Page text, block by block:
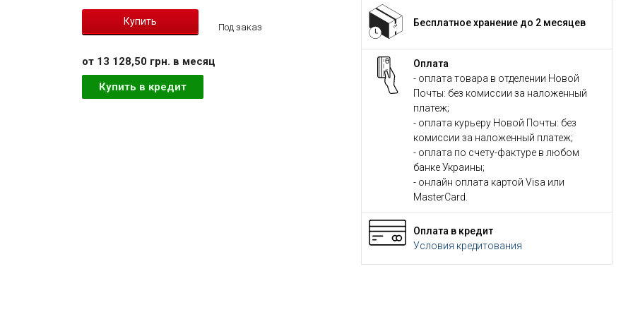
Под заказ
от 13 128,50 грн. в месяц
Купить в кредит
Бесплатное хранение до 2 месяцев
Оплата
- оплата товара в отделении Новой
Почты: без комиссии за наложенный
платеж;
- оплата курьеру Новой Почты: без
комиссии за наложенный платеж;
- оплата по счету-фактуре в любом
банке Украины;
- онлайн оплата картой Visa или
MasterCard.
Оплата в кредит
Условия кредитования